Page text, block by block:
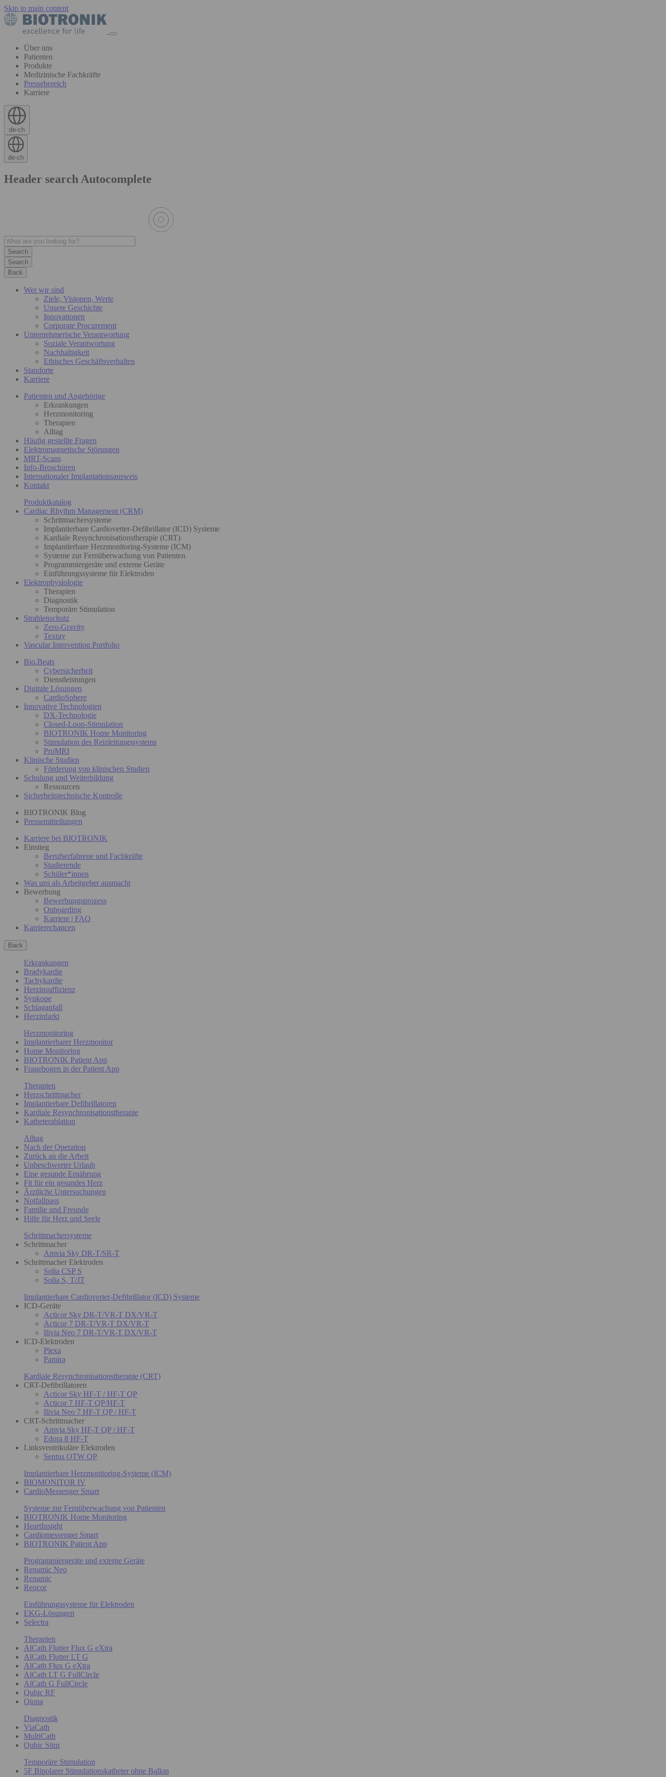
Skip to main content
Über uns
Patienten
Produkte
Medizinische Fachkräfte
Pressebereich
Karriere
de-ch
de-ch
Header search Autocomplete
Search
Back
Wer wir sind
Ziele, Visionen, Werte
Unsere Geschichte
Innovationen
Corporate Procurement
Unternehmerische Verantwortung
Soziale Verantwortung
Nachhaltigkeit
Ethisches Geschäftsverhalten
Standorte
Karriere
Patienten und Angehörige
Erkrankungen
Herzmonitoring
Therapien
Alltag
Häufig gestellte Fragen
Elektromagnetische Störungen
MRT-Scans
Info-Broschüren
Internationaler Implantationsausweis
Kontakt
Produktkatalog
Cardiac Rhythm Management (CRM)
Schrittmachersysteme
Implantierbare Cardioverter-Defibrillator (ICD) Systeme
Kardiale Resynchronisationstherapie (CRT)
Implantierbare Herzmonitoring-Systeme (ICM)
Systeme zur Fernüberwachung von Patienten
Programmiergeräte und externe Geräte
Einführungssysteme für Elektroden
Elektrophysiologie
Therapien
Diagnostik
Temporäre Stimulation
Strahlenschutz
Zero-Gravity
Texray
Vascular Intervention Portfolio
Bio.Beats
Cybersicherheit
Dienstleistungen
Digitale Lösungen
CardioSphere
Innovative Technologien
DX-Technologie
Closed-Loop-Stimulation
BIOTRONIK Home Monitoring
Stimulation des Reizleitungssystems
ProMRI
Klinische Studien
Förderung von klinischen Studien
Schulung und Weiterbildung
Ressourcen
Sicherheitstechnische Kontrolle
BIOTRONIK Blog
Pressemitteilungen
Karriere bei BIOTRONIK
Einstieg
Berufserfahrene und Fachkräfte
Studierende
Schüler*innen
Was uns als Arbeitgeber ausmacht
Bewerbung
Bewerbungsprozess
Onboarding
Karriere | FAQ
Karrierechancen
Back
Erkrankungen
Bradykardie
Tachykardie
Herzinsuffizienz
Synkope
Schlaganfall
Herzinfarkt
Herzmonitoring
Implantierbarer Herzmonitor
Home Monitoring
BIOTRONIK Patient App
Fragebogen in der Patient App
Therapien
Herzschrittmacher
Implantierbare Defibrillatoren
Kardiale Resynchronisationstherapie
Katheterablation
Alltag
Nach der Operation
Zurück an die Arbeit
Unbeschwerter Urlaub
Eine gesunde Ernährung
Fit für ein gesundes Herz
Ärztliche Untersuchungen
Notfallpass
Familie und Freunde
Hilfe für Herz und Seele
Schrittmachersysteme
Schrittmacher
Amvia Sky DR-T/SR-T
Schrittmacher Elektroden
Solia CSP S
Solia S, T/JT
Implantierbare Cardioverter-Defibrillator (ICD) Systeme
ICD-Geräte
Acticor Sky DR-T/VR-T DX/VR-T
Acticor 7 DR-T/VR-T DX/VR-T
Ilivia Neo 7 DR-T/VR-T DX/VR-T
ICD-Elektroden
Plexa
Pamira
Kardiale Resynchronisationstherapie (CRT)
CRT-Defibrillatoren
Acticor Sky HF-T / HF-T QP
Acticor 7 HF-T QP/HF-T
Ilivia Neo 7 HF-T QP / HF-T
CRT-Schrittmacher
Amvia Sky HF-T QP / HF-T
Edora 8 HF-T
Linksventrikuläre Elektroden
Sentus OTW QP
Implantierbare Herzmonitoring-Systeme (ICM)
BIOMONITOR IV
CardioMessenger Smart
Systeme zur Fernüberwachung von Patienten
BIOTRONIK Home Monitoring
HeartInsight
Cardiomessenger Smart
BIOTRONIK Patient App
Programmiergeräte und externe Geräte
Renamic Neo
Renamic
Reocor
Einführungssysteme für Elektroden
EKG-Lösungen
Selectra
Therapien
AlCath Flutter Flux G eXtra
AlCath Flutter LT G
AlCath Flux G eXtra
AlCath LT G FullCircle
AlCath G FullCircle
Qubic RF
Qiona
Diagnostik
ViaCath
MultiCath
Qubic Stim
Temporäre Stimulation
5F Bipolarer Stimulationskatheter ohne Ballon